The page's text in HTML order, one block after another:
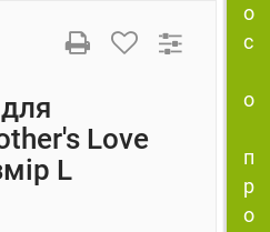
о
с
о
п
р
о
Love
L